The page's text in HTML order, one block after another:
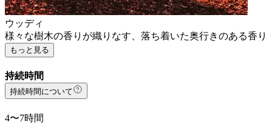
ウッディ
様々な樹木の香りが織りなす、落ち着いた奥行きのある香り
もっと見る
持続時間
持続時間について
4〜7時間